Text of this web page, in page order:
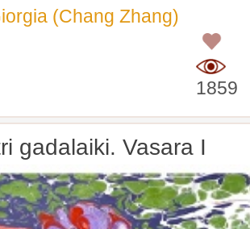
(Chang Zhang)
1859
gadalaiki. Vasara I